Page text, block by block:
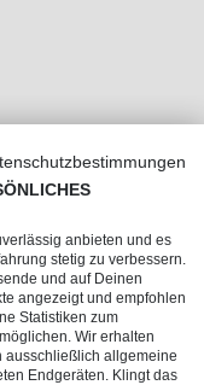
anbieten und es
stetig zu verbessern.
und auf Deinen
angezeigt und empfohlen
Statistiken zum
Wir erhalten
ausschließlich allgemeine
Endgeräten. Klingt das